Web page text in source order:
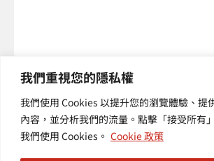
我們重視您的隱私權
我們使用 Cookies 以提升您的瀏覽體驗、提
內容，並分析我們的流量。點擊「接受所有
我們使用 Cookies。 Cookie 政策